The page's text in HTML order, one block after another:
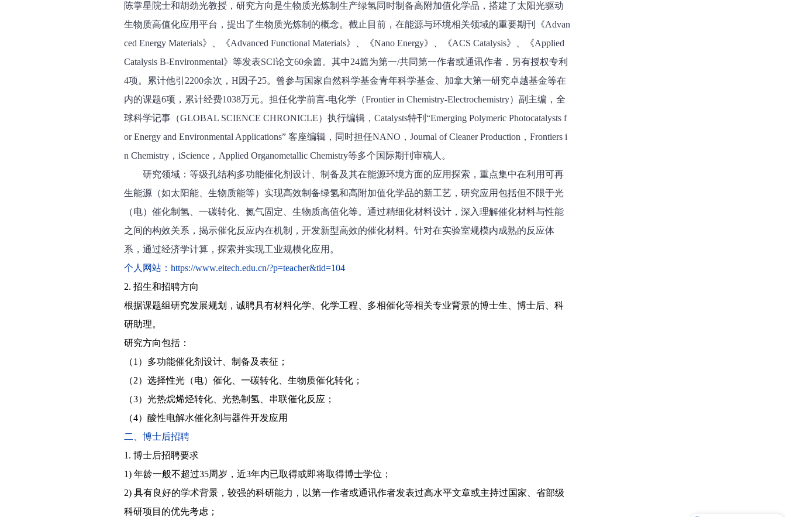
陈掌星院士和胡劲光教授，研究方向是生物质光炼制生产绿氢同时制备高附加值化学品，搭建了太阳光驱动
生物质高值化应用平台，提出了生物质光炼制的概念。截止目前，在能源与环境相关领域的重要期刊《Advan
ced Energy Materials》、《Advanced Functional Materials》、《Nano Energy》、《ACS Catalysis》、《Applied
Catalysis B-Environmental》等发表SCI论文60余篇。其中24篇为第一/共同第一作者或通讯作者，另有授权专利
4项。累计他引2200余次，H因子25。曾参与国家自然科学基金青年科学基金、加拿大第一研究卓越基金等在
内的课题6项，累计经费1038万元。担任化学前言-电化学（Frontier in Chemistry-Electrochemistry）副主编，全
球科学记事（GLOBAL SCIENCE CHRONICLE）执行编辑，Catalysts特刊“Emerging Polymeric Photocatalysts f
or Energy and Environmental Applications” 客座编辑，同时担任NANO，Journal of Cleaner Production，Frontiers i
n Chemistry，iScience，Applied Organometallic Chemistry等多个国际期刊审稿人。
研究领域：等级孔结构多功能催化剂设计、制备及其在能源环境方面的应用探索，重点集中在利用可再
生能源（如太阳能、生物质能等）实现高效制备绿氢和高附加值化学品的新工艺，研究应用包括但不限于光
（电）催化制氢、一碳转化、氮气固定、生物质高值化等。通过精细化材料设计，深入理解催化材料与性能
之间的构效关系，揭示催化反应内在机制，开发新型高效的催化材料。针对在实验室规模内成熟的反应体
系，通过经济学计算，探索并实现工业规模化应用。
个人网站：https://www.eitech.edu.cn/?p=teacher&tid=104
2. 招生和招聘方向
根据课题组研究发展规划，诚聘具有材料化学、化学工程、多相催化等相关专业背景的博士生、博士后、科
研助理。
研究方向包括：
（1）多功能催化剂设计、制备及表征；
（2）选择性光（电）催化、一碳转化、生物质催化转化；
（3）光热烷烯烃转化、光热制氢、串联催化反应；
（4）酸性电解水催化剂与器件开发应用
二、博士后招聘
1. 博士后招聘要求
1) 年龄一般不超过35周岁，近3年内已取得或即将取得博士学位；
2) 具有良好的学术背景，较强的科研能力，以第一作者或通讯作者发表过高水平文章或主持过国家、省部级
科研项目的优先考虑；